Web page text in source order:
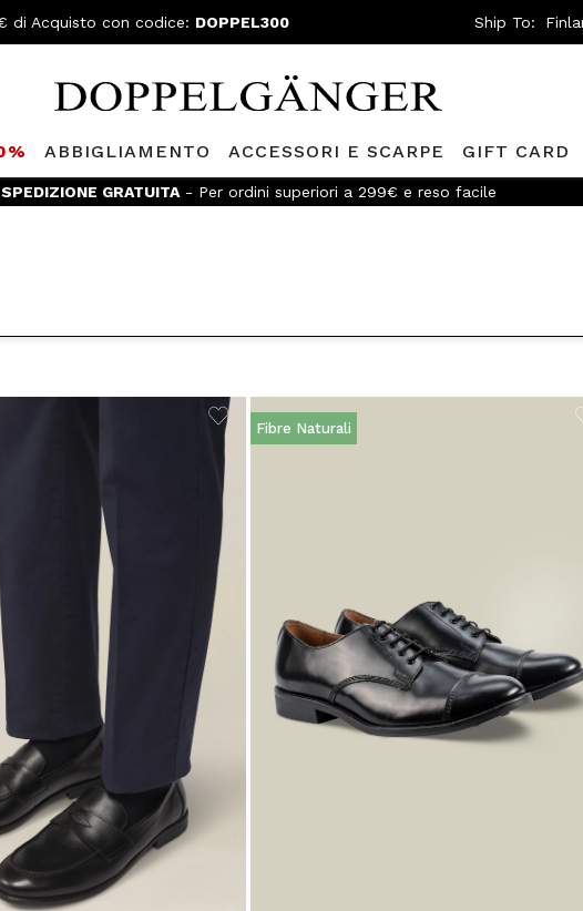
di Acquisto con codice: DOPPEL300 Ship To:
ABBIGLIAMENTO ACCESSORI E SCARPE GIFT CARD
SPEDIZIONE GRATUITA- Per ordini superiori a 299€ e reso facile
Fibre Naturali